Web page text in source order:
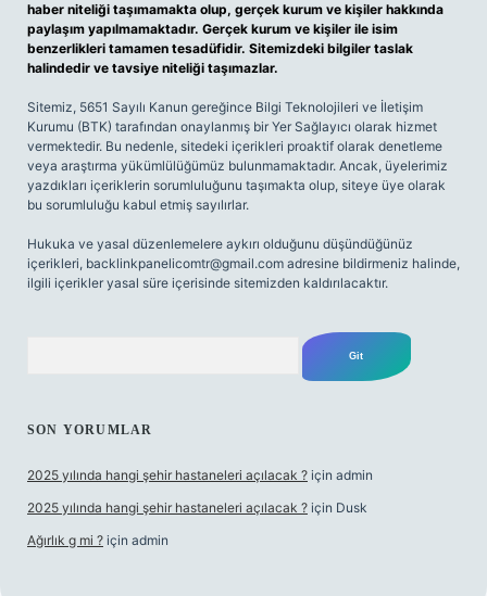
haber niteliği taşımamakta olup, gerçek kurum ve kişiler hakkında
paylaşım yapılmamaktadır. Gerçek kurum ve kişiler ile isim
benzerlikleri tamamen tesadüfidir. Sitemizdeki bilgiler taslak
halindedir ve tavsiye niteliği taşımazlar.
Sitemiz, 5651 Sayılı Kanun gereğince Bilgi Teknolojileri ve İletişim
Kurumu (BTK) tarafından onaylanmış bir Yer Sağlayıcı olarak hizmet
vermektedir. Bu nedenle, sitedeki içerikleri proaktif olarak denetleme
veya araştırma yükümlülüğümüz bulunmamaktadır. Ancak, üyelerimiz
yazdıkları içeriklerin sorumluluğunu taşımakta olup, siteye üye olarak
bu sorumluluğu kabul etmiş sayılırlar.
Hukuka ve yasal düzenlemelere aykırı olduğunu düşündüğünüz
içerikleri, backlinkpanelicomtr@gmail.com adresine bildirmeniz halinde,
ilgili içerikler yasal süre içerisinde sitemizden kaldırılacaktır.
SON YORUMLAR
2025 yılında hangi şehir hastaneleri açılacak ? için admin
2025 yılında hangi şehir hastaneleri açılacak ? için Dusk
Ağırlık g mi ? için admin